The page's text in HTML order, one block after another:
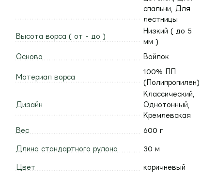
спальни, Для
лестницы
Высота ворса ( от - до )
Низкий ( до 5
мм )
Основа Войлок
Материал ворса
100% ПП
(Полипропилен)
Дизайн
Классический,
Однотонный,
Кремлевская
Вес 600 г
Длина стандартного рулона 30 м
Цвет коричневый